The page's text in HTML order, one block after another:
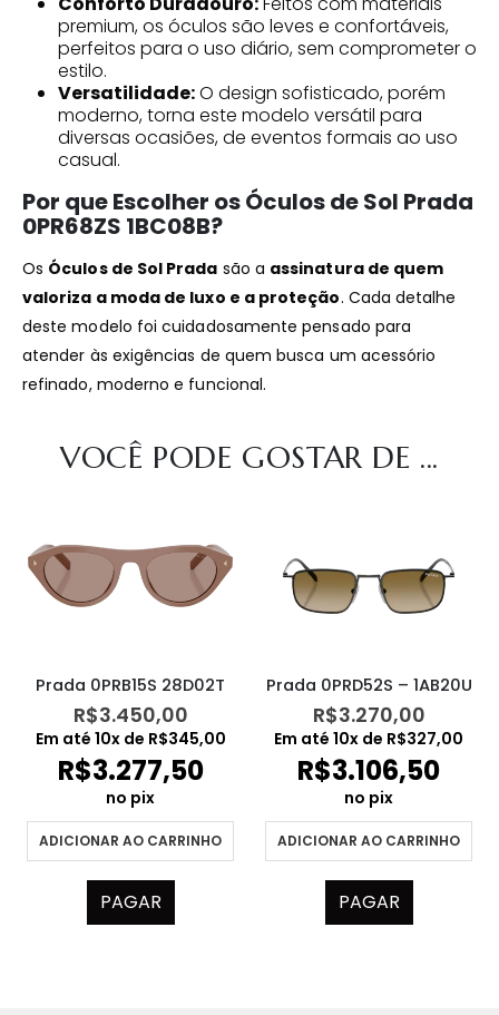
premium, os óculos são leves e confortáveis,
perfeitos para o uso diário, sem comprometer o
estilo.
Versatilidade:O design sofisticado, porém
moderno, torna este modelo versátil para
diversas ocasiões, de eventos formais ao uso
casual.
Por que Escolher os Óculos de Sol Prada
0PR68ZS 1BC08B?
Os Óculos de Sol Prada são a assinatura de quem
valoriza a moda de luxo e a proteção. Cada detalhe
deste modelo foi cuidadosamente pensado para
atender às exigências de quem busca um acessório
refinado, moderno e funcional.
VOCÊ PODE GOSTAR DE ...
Prada 0PRB15S 28D02T
R$3.450,00
Em até 10x de R$345,00
R$3.277,50
no pix
ADICIONAR AO CARRINHO
PAGAR
Prada 0PRD52S – 1AB20U
R$3.270,00
Em até 10x de R$327,00
R$3.106,50
no pix
ADICIONAR AO CARRINHO
PAGAR